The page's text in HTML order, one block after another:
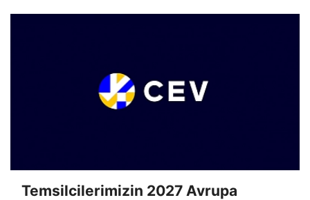
Temsilcilerimizin 2027 Avrupa